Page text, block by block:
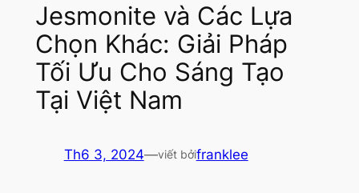
Jesmonite và Các Lựa
Chọn Khác: Giải Pháp
Tối Ưu Cho Sáng Tạo
Tại Việt Nam
Th6 3, 2024—viết bởifranklee